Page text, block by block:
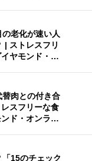
老化が速い人
| ストレスフリ
ヤモンド・…
肉との付き合
スフリーな食
ド・オンラ…
15のチェック